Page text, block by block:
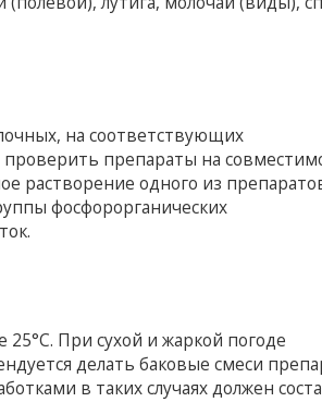
на соответствующих
проверить препараты на
растворение одного из
фосфорорганических
При сухой и жаркой погоде
делать баковые смеси
в таких случаях должен